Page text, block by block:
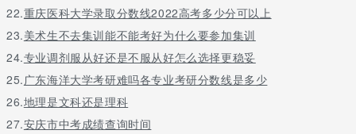
22.重庆医科大学录取分数线2022高考多少分可以上
23.美术生不去集训能不能考好为什么要参加集训
24.专业调剂服从好还是不服从好怎么选择更稳妥
25.广东海洋大学考研难吗各专业考研分数线是多少
26.地理是文科还是理科
27.安庆市中考成绩查询时间